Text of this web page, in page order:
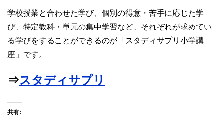
学校授業と合わせた学び、個別の得意・苦手に応じた学
び、特定教科・単元の集中学習など、それぞれが求めてい
る学びをすることができるのが「スタディサプリ小学講
座」です。
⇒スタディサプリ
共有: